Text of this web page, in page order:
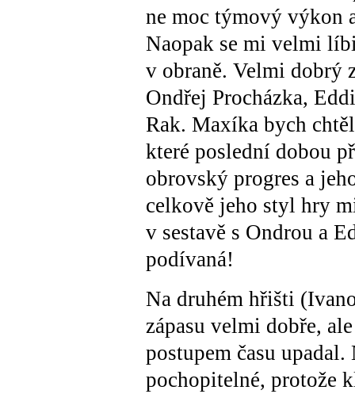
ne moc týmový výkon
Naopak se mi velmi
v obraně. Velmi dobrý
Ondřej Procházka,
Rak. Maxíka bych
které poslední dobou
obrovský progres a
celkově jeho styl hry
v sestavě s Ondrou a
podívaná!
Na druhém hřišti
zápasu velmi dobře,
postupem času
pochopitelné, protože